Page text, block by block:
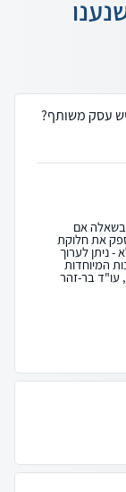
עסק משותף?
בשאלה אם
את חלוקת
ניתן לערוך
המיוחדות
עו"ד בר-זהר